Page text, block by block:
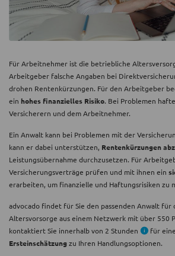
Für Arbeitnehmer ist die betriebliche
Arbeitgeber falsche Angaben bei
drohen Rentenkürzungen. Für den Arbeitgeber
ein hohes finanzielles Risiko. Bei Problemen
Versicherern und dem Arbeitnehmer.
Ein Anwalt kann bei Problemen mit der
kann er dabei unterstützen, Rentenkürzungen
Leistungsübernahme durchzusetzen. Für
Versicherungsverträge prüfen und mit ihnen ein
erarbeiten, um finanzielle und Haftungsrisiken zu
advocado findet für Sie den passenden Anwalt für
Altersvorsorge aus einem Netzwerk mit über 550
kontaktiert Sie innerhalb von 2 Stunden
für eine
Ersteinschätzungzu Ihren Handlungsoptionen.